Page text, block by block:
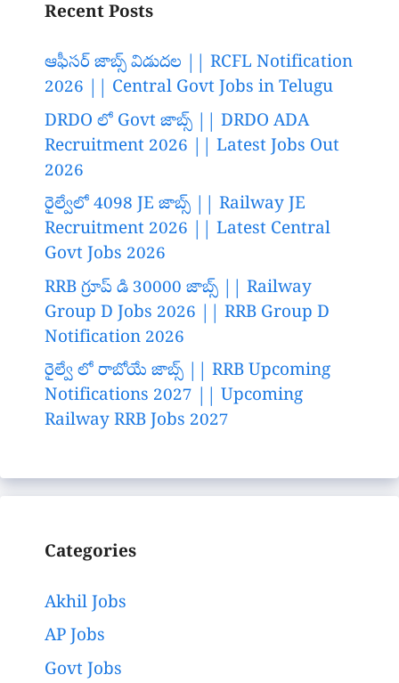
Recent Posts
ఆఫీసర్ జాబ్స్ విడుదల || RCFL Notification
2026 || Central Govt Jobs in Telugu
DRDO లో Govt జాబ్స్ || DRDO ADA
Recruitment 2026 || Latest Jobs Out
2026
రైల్వేలో 4098 JE జాబ్స్ || Railway JE
Recruitment 2026 || Latest Central
Govt Jobs 2026
RRB గ్రూప్ డి 30000 జాబ్స్ || Railway
Group D Jobs 2026 || RRB Group D
Notification 2026
రైల్వే లో రాబోయే జాబ్స్ || RRB Upcoming
Notifications 2027 || Upcoming
Railway RRB Jobs 2027
Categories
Akhil Jobs
AP Jobs
Govt Jobs